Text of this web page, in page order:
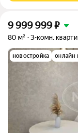
9 999 999₽
80 м² 3-комн.
новостройка онлайн